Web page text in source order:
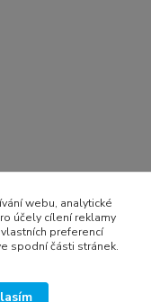
webu, analytické
účely cílení reklamy
preferencí
spodní části stránek.